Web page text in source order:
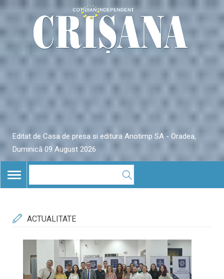
Editat de Casa de presa si editura Anotimp SA - Oradea,
Duminică 09 August 2026
TOGGLE
NAVIGATION
ACTUALITATE